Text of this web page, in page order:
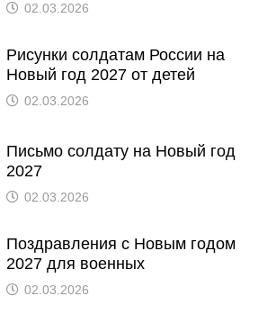
02.03.2026
Рисунки солдатам России на
Новый год 2027 от детей
02.03.2026
Письмо солдату на Новый год
2027
02.03.2026
Поздравления с Новым годом
2027 для военных
02.03.2026